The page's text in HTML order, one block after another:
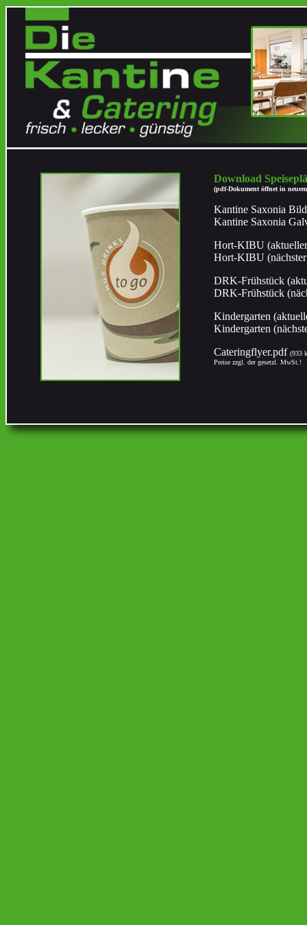
Download
(pdf-Dokument öffnet in
Kantine Saxonia
Kantine Saxonia
Hort-KIBU
Hort-KIBU
DRK-Frühstück
DRK-Frühstück
Kindergarten
Kindergarten
Cateringflyer.pdf (933
Preise zzgl. der gesetzl. MwSt.!